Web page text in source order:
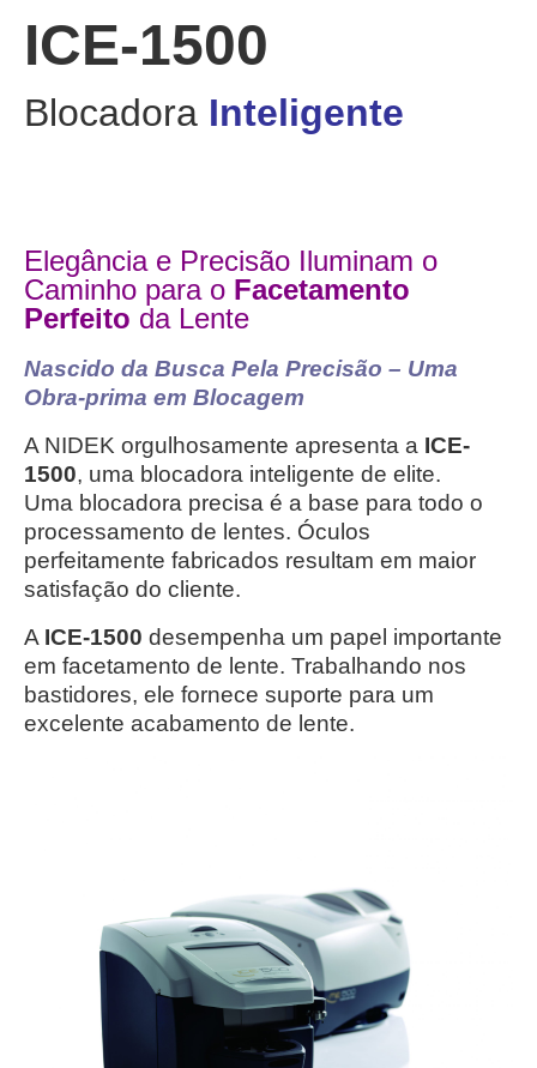
ICE-1500
Blocadora Inteligente
Elegância e Precisão Iluminam o
Caminho para o Facetamento
Perfeito da Lente
Nascido da Busca Pela Precisão – Uma
Obra-prima em Blocagem
A NIDEK orgulhosamente apresenta a ICE-
1500, uma blocadora inteligente de elite.
Uma blocadora precisa é a base para todo o
processamento de lentes. Óculos
perfeitamente fabricados resultam em maior
satisfação do cliente.
A ICE-1500 desempenha um papel importante
em facetamento de lente. Trabalhando nos
bastidores, ele fornece suporte para um
excelente acabamento de lente.